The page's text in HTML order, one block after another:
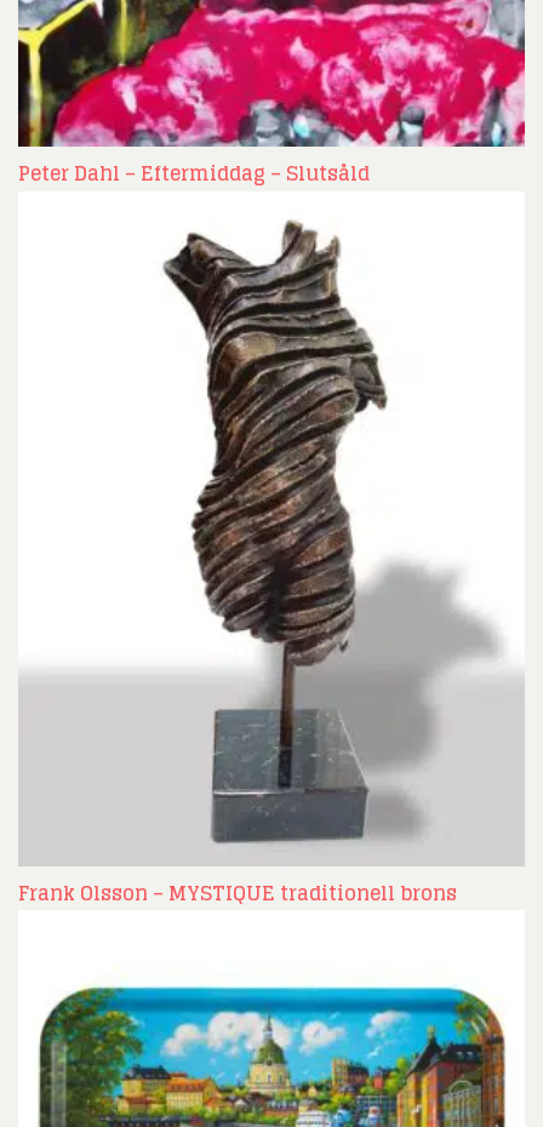
Peter Dahl – Eftermiddag – Slutsåld
Frank Olsson – MYSTIQUE traditionell brons